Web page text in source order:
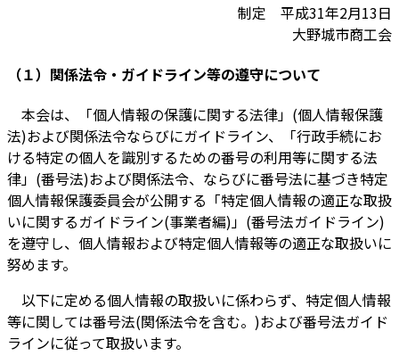
制定 平成31年2月13日
大野城市商工会
（１）関係法令・ガイドライン等の遵守について
本会は、「個人情報の保護に関する法律」(個人情報保護
法)および関係法令ならびにガイドライン、「行政手続にお
ける特定の個人を識別するための番号の利用等に関する法
律」(番号法)および関係法令、ならびに番号法に基づき特定
個人情報保護委員会が公開する「特定個人情報の適正な取扱
いに関するガイドライン(事業者編)」(番号法ガイドライン)
を遵守し、個人情報および特定個人情報等の適正な取扱いに
努めます。
以下に定める個人情報の取扱いに係わらず、特定個人情報
等に関しては番号法(関係法令を含む。)および番号法ガイド
ラインに従って取扱います。